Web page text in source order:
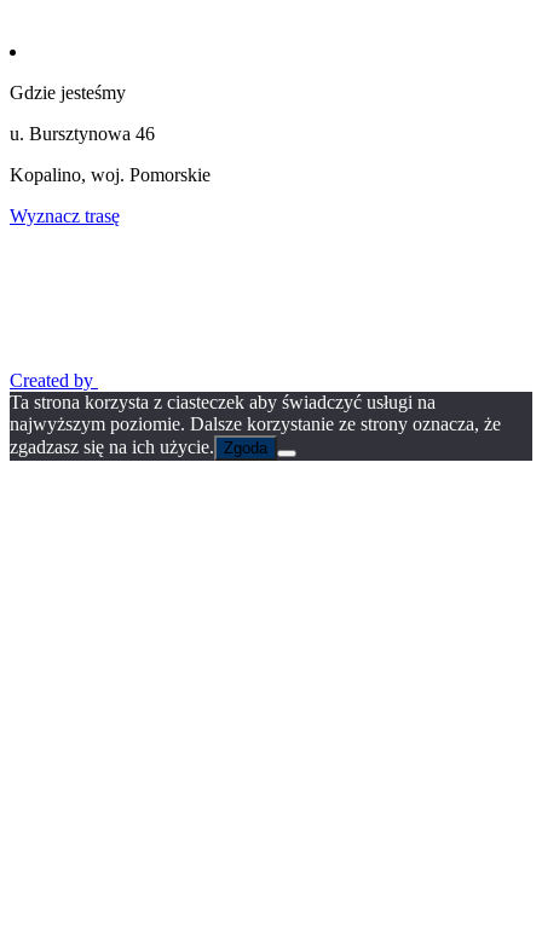
Gdzie jesteśmy
u. Bursztynowa 46
Kopalino, woj. Pomorskie
Wyznacz trasę
Created by
Ta strona korzysta z ciasteczek aby świadczyć usługi na
najwyższym poziomie. Dalsze korzystanie ze strony oznacza, że
zgadzasz się na ich użycie.
Zgoda